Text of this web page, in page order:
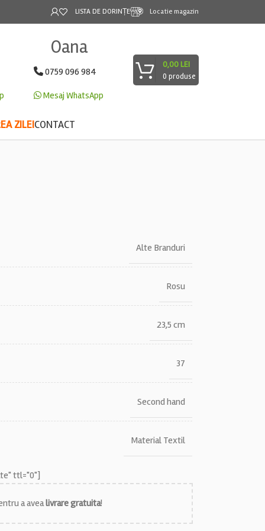
LISTA DE DORINȚE Locatie magazin
Oana
0759 096 984
Mesaj WhatsApp
0 produse
0,00LEI
ZILEICONTACT
Alte Branduri
Rosu
23,5 cm
37
Second hand
Material Textil
ttl="0"]
a avealivrare gratuita!